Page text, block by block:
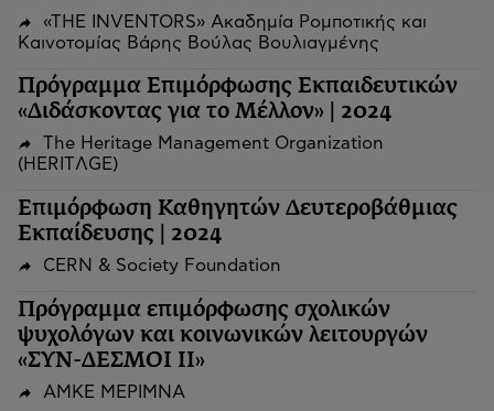
«THE INVENTORS» Ακαδημία Ρομποτικής και
Καινοτομίας Βάρης Βούλας Βουλιαγμένης
Πρόγραμμα Επιμόρφωσης Εκπαιδευτικών
«Διδάσκοντας για το Μέλλον» | 2024
The Heritage Management Organization
(HERITΛGΕ)
Επιμόρφωση Καθηγητών Δευτεροβάθμιας
Εκπαίδευσης | 2024
CERN & Society Foundation
Πρόγραμμα επιμόρφωσης σχολικών
ψυχολόγων και κοινωνικών λειτουργών
«ΣΥΝ-ΔΕΣΜΟΙ ΙΙ»
ΑΜΚΕ ΜΕΡΙΜΝΑ